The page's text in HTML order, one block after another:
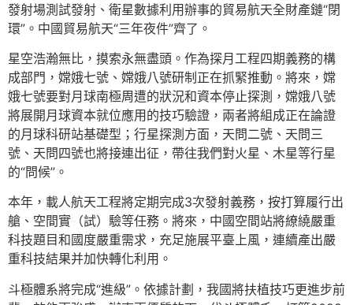
發射場測試發射、衛星數據利用辦事的貿易航天全財產鏈“閉
環”。中國貿易航天“三年夜件”齊了。
星空浩瀚無比，摸索永無盡頭。作為探月工程四期義務的構
成部門，嫦娥七號、嫦娥八號研制正在抓緊推動。將來，嫦
娥七號要對月球南極周遭的狀況和資本停止探測，嫦娥八號
將展開月球資本就位應用的技巧驗證，兩者將組成正在論證
的月球科研站基礎型；行星探測方面，天問二號、天問三
號、天問四號也將接連出征，帶往我們對火星、木星等行星
的“問候”。
本年，載人航天工程將定期完成3次發射義務，按打算履行出
艙、空間實（試）驗等任務。將來，中國空間站將繚繞嚴重
科技題目和國度嚴重需求，充足施展平臺上風，連續產出嚴
重科技結果并加快轉化利用。
斗極體系將完成“進級”。依據計劃，我國將扶植技巧更進步前